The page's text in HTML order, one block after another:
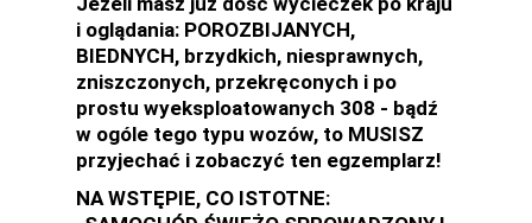
i oglądania: POROZBIJANYCH,
BIEDNYCH, brzydkich, niesprawnych,
zniszczonych, przekręconych i po
prostu wyeksploatowanych 308 - bądź
w ogóle tego typu wozów, to MUSISZ
przyjechać i zobaczyć ten egzemplarz!
NA WSTĘPIE, CO ISTOTNE: